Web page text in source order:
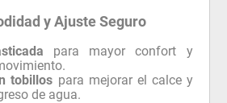
y Ajuste Seguro
para mayor confort y
tobillos para mejorar el calce y
de agua.